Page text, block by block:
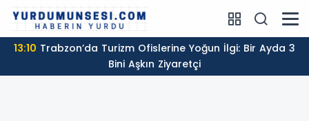
13:10
Bini Aşkın Ziyaretçi